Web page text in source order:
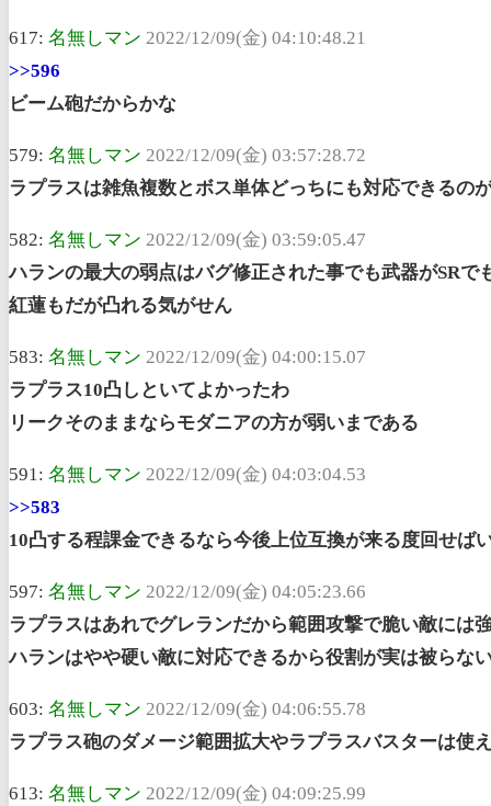
617: 名無しマン 2022/12/09(金) 04:10:48.21
>>596
ビーム砲だからかな
579: 名無しマン 2022/12/09(金) 03:57:28.72
ラプラスは雑魚複数とボス単体どっちにも対応できるの
582: 名無しマン 2022/12/09(金) 03:59:05.47
ハランの最大の弱点はバグ修正された事でも武器がSRで
紅蓮もだが凸れる気がせん
583: 名無しマン 2022/12/09(金) 04:00:15.07
ラプラス10凸しといてよかったわ
リークそのままならモダニアの方が弱いまである
591: 名無しマン 2022/12/09(金) 04:03:04.53
>>583
10凸する程課金できるなら今後上位互換が来る度回せば
597: 名無しマン 2022/12/09(金) 04:05:23.66
ラプラスはあれでグレランだから範囲攻撃で脆い敵には
ハランはやや硬い敵に対応できるから役割が実は被らな
603: 名無しマン 2022/12/09(金) 04:06:55.78
ラプラス砲のダメージ範囲拡大やラプラスバスターは使
613: 名無しマン 2022/12/09(金) 04:09:25.99